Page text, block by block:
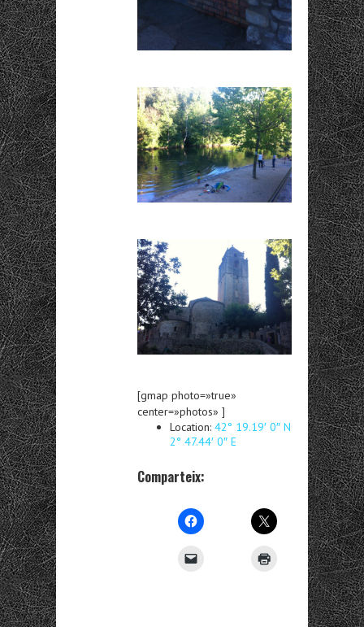
[gmap photo=»true»
center=»photos» ]
Location: 42° 19.19′ 0″ N
2° 47.44′ 0″ E
Comparteix: